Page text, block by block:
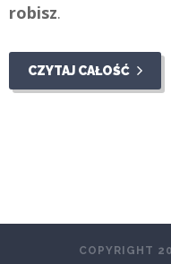
robisz.
CZYTAJ CAŁOŚĆ
COPYRIGHT